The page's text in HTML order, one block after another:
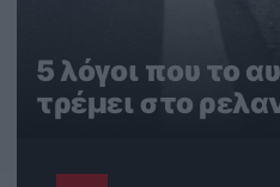
5 λόγοι που το
τρέμει στο